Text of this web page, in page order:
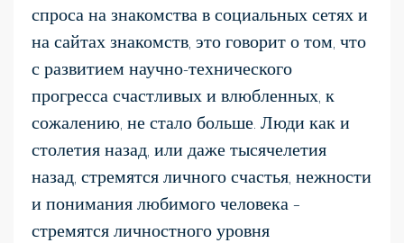
спроса на знакомства в социальных сетях и
на сайтах знакомств, это говорит о том, что
с развитием научно-технического
прогресса счастливых и влюбленных, к
сожалению, не стало больше. Люди как и
столетия назад, или даже тысячелетия
назад, стремятся личного счастья, нежности
и понимания любимого человека –
стремятся личностного уровня